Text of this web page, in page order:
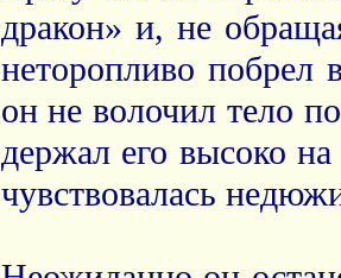
дракон» и, не
неторопливо побрел
он не волочил тело
держал его высоко
чувствовалась